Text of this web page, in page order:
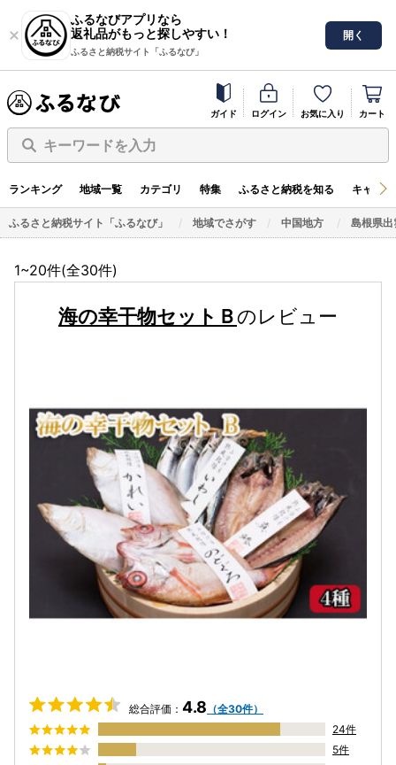
ふるなびアプリなら
返礼品がもっと探しやすい！
ふるさと納税サイト「ふるなび」
開く
ガイド ログイン お気に入り カート
キーワードを入力
ランキング 地域一覧 カテゴリ 特集 ふるさと納税を知る キャン
ふるさと納税サイト「ふるなび」 地域でさがす 中国地方 島根県出
1~20件(全30件)
海の幸干物セットＢのレビュー
総合評価： 4.8 （全30件）
24件
5件